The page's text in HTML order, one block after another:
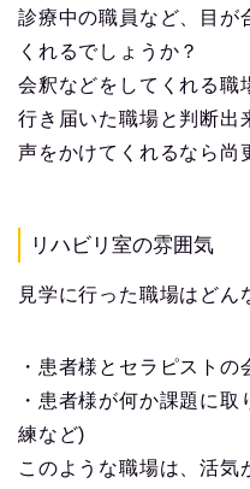
診療中の職員など、目が
くれるでしょうか？
会釈などをしてくれる職
行き届いた職場と判断出
声をかけてくれるなら尚
リハビリ室の雰囲気
見学に行った職場はどん
・患者様とセラピスト
・患者様が何か課題に
練など)
このような職場は、活気